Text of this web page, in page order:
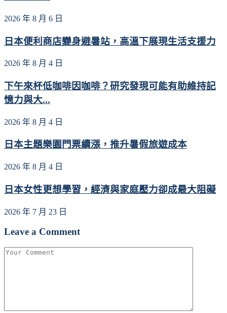
2026 年 8 月 6 日
日本便利商店變身避暑站，高溫下展現生活支援力
2026 年 8 月 4 日
下午來杯低咖啡因咖啡？研究發現可能有助維持記
憶力與大...
2026 年 8 月 4 日
日本主題樂園門票續漲，推升暑假旅遊成本
2026 年 8 月 4 日
日本女性更想學習，經濟與家庭壓力卻成最大阻礙
2026 年 7 月 23 日
Leave a Comment